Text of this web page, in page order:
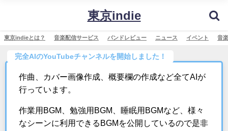
東京indie
東京indieとは？ 音楽配信サービス バンドレビュー ニュース イベント 音
完全AIのYouTubeチャンネルを開始しました！
作曲、カバー画像作成、概要欄の作成など全てAIが
行っています。
作業用BGM、勉強用BGM、睡眠用BGMなど、様々
なシーンに利用できるBGMを公開しているので是非